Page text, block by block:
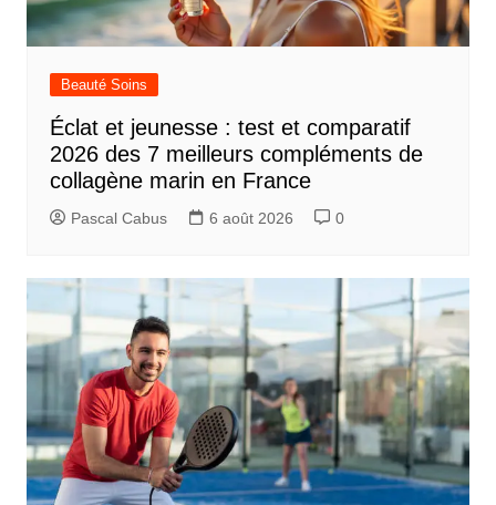
Beauté Soins
Éclat et jeunesse : test et comparatif
2026 des 7 meilleurs compléments de
collagène marin en France
Pascal Cabus 6 août 2026 0